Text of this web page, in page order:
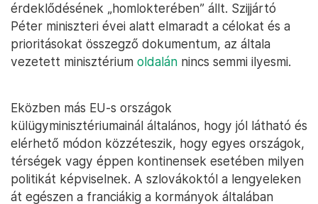
érdeklődésének „homlokterében” állt. Szijjártó
Péter miniszteri évei alatt elmaradt a célokat és a
prioritásokat összegző dokumentum, az általa
vezetett minisztérium oldalán nincs semmi ilyesmi.
Eközben más EU-s országok
külügyminisztériumainál általános, hogy jól látható és
elérhető módon közzéteszik, hogy egyes országok,
térségek vagy éppen kontinensek esetében milyen
politikát képviselnek. A szlovákoktól a lengyeleken
át egészen a franciákig a kormányok általában